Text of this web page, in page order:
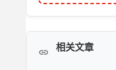
相关文章